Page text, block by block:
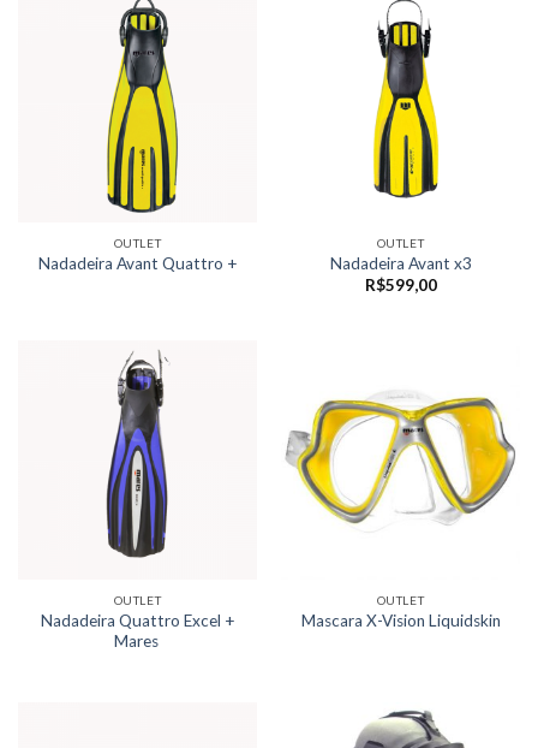
OUTLET
Nadadeira Avant Quattro +
OUTLET
Nadadeira Avant x3
R$599,00
OUTLET
Nadadeira Quattro Excel +
Mares
OUTLET
Mascara X-Vision Liquidskin